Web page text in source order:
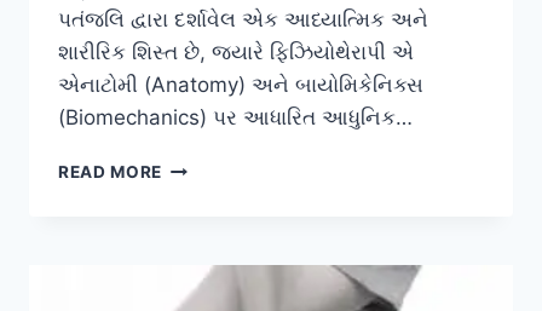
પતંજલિ દ્વારા દર્શાવેલ એક આધ્યાત્મિક અને
શારીરિક શિસ્ત છે, જ્યારે ફિઝિયોથેરાપી એ
એનાટોમી (Anatomy) અને બાયોમિકેનિક્સ
(Biomechanics) પર આધારિત આધુનિક…
READ MORE અષ્ટાંગ
સ્ટ્રેચિંગ
વચ્ચેનું